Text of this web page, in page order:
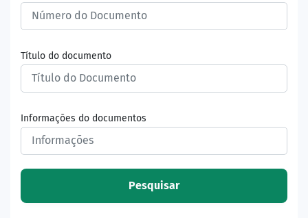
Título do documento
Informações do documentos
Pesquisar